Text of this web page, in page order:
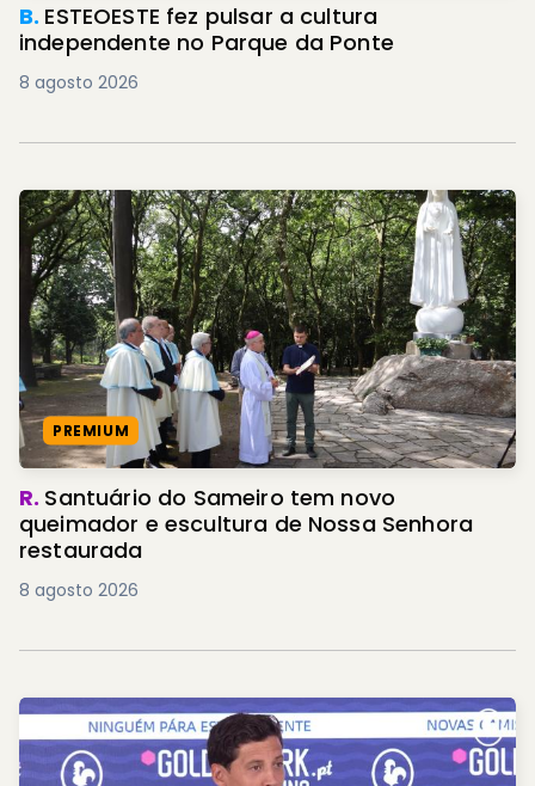
B. ESTEOESTE fez pulsar a cultura
independente no Parque da Ponte
8 agosto 2026
PREMIUM
R. Santuário do Sameiro tem novo
queimador e escultura de Nossa Senhora
restaurada
8 agosto 2026